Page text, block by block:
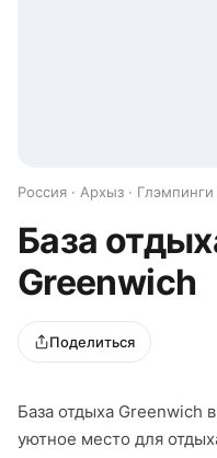
Россия · Архыз · Глэмпинги
База
Greenwich
Поделиться
База отдыха Greenwich
уютное место для